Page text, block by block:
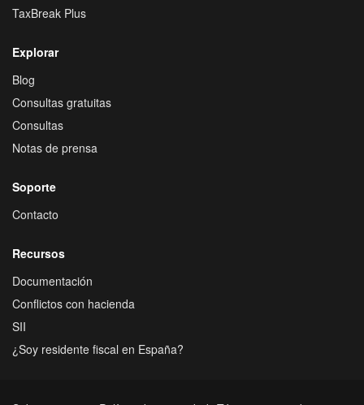
TaxBreak Plus
Explorar
Blog
Consultas gratuitas
Consultas
Notas de prensa
Soporte
Contacto
Recursos
Documentación
Conflictos con hacienda
SII
¿Soy residente fiscal en España?